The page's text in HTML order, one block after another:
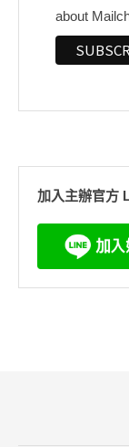
about
加入主辦官方